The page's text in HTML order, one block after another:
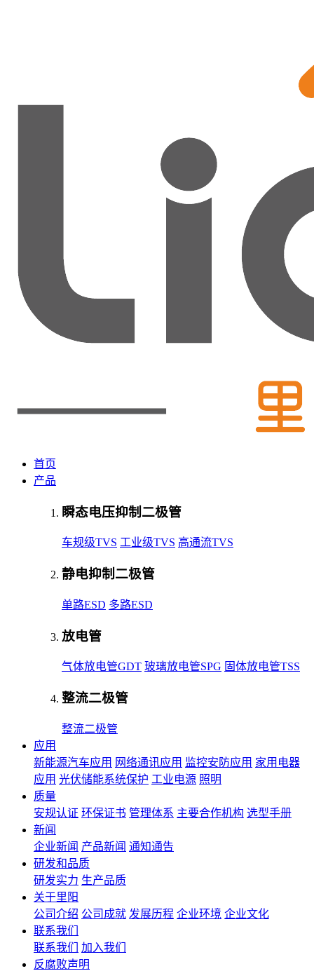
首页
产品
瞬态电压抑制二极管
车规级TVS 工业级TVS 高通流TVS
静电抑制二极管
单路ESD 多路ESD
放电管
气体放电管GDT 玻璃放电管SPG 固体放电管TSS
整流二极管
整流二极管
应用
新能源汽车应用 网络通讯应用 监控安防应用 家用电器
应用 光伏储能系统保护 工业电源 照明
质量
安规认证 环保证书 管理体系 主要合作机构 选型手册
新闻
企业新闻 产品新闻 通知通告
研发和品质
研发实力 生产品质
关于里阳
公司介绍 公司成就 发展历程 企业环境 企业文化
联系我们
联系我们
加入我们
反腐败声明